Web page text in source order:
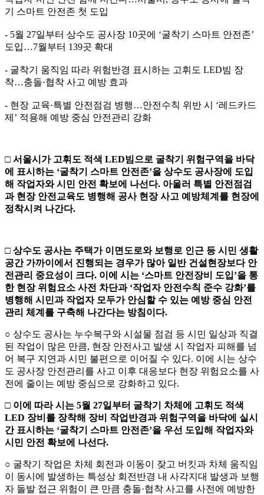
기 스마트 안전존 첫 도입
- 5월 27일부터 상수도 공사장 10곳에 ‘굴착기 스마트 안전존’
도입…7월부터 139곳 확대
- 굴착기 움직임 따라 위험반경 표시하는 고휘도 LED빔 장
착…충돌·협착 사고 예방 효과
- 현장 교육·특별 안전점검 병행…안전수칙 위반 시 ‘레드카드
제’ 적용해 예방 중심 안전관리 강화
□ 서울시가 고휘도 적색 LED빔으로 굴착기 위험구역을 바닥
에 표시하는 ‘굴착기 스마트 안전존’을 상수도 공사장에 도입
해 작업자와 시민 안전 확보에 나선다. 아울러 특별 안전점검
과 현장 안전교육도 병행해 공사 현장 사고 예방체계를 현장에
정착시켜 나간다.
□ 상수도 공사는 주택가 이면도로와 보행로 인근 등 시민 생활
공간 가까이에서 진행되는 경우가 많아 일반 건설현장보다 안
전관리 중요성이 크다. 이에 시는 ‘스마트 안전장비 도입’을 통
한 현장 위험요소 사전 차단과 ‘작업자 안전수칙 준수 강화’를
병행해 시민과 작업자 모두가 안심할 수 있는 예방 중심 안전
관리 체계를 구축해 나간다는 방침이다.
○ 상수도 공사는 누수복구와 시설물 점검 등 시민 일상과 직결
된 작업이 많은 만큼, 현장 안전사고 발생 시 작업자 피해를 넘
어 복구 지연과 시민 불편으로 이어질 수 있다. 이에 시는 상수
도 공사장 안전관리를 사고 이후 대응보다 현장 위험요소를 사
전에 줄이는 예방 중심으로 강화하고 있다.
□ 이에 따라 시는 5월 27일부터 굴착기 차체에 고휘도 적색
LED 장비를 장착해 장비 작업반경과 위험구역을 바닥에 실시
간 표시하는 ‘굴착기 스마트 안전존’을 우선 도입해 작업자와
시민 안전 확보에 나선다.
○ 굴착기 작업은 차체 회전과 이동이 잦고 버킷과 차체 움직임
이 동시에 발생하는 특성상 회전반경 내 사각지대 발생과 보행
자 돌발 접근 위험이 큰 만큼 충돌·협착 사고를 사전에 예방한